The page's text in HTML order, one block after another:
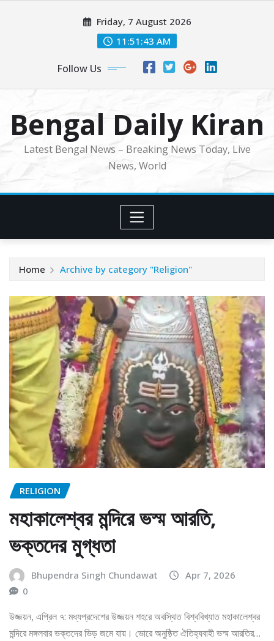
Friday, 7 August 2026
11:51:45 AM
Follow Us
Bengal Daily Kiran
Latest Bengal News – Breaking News Today, Live
News, World
Home Archive by category "Religion"
RELIGION
মহাকালেশ্বর মন্দিরে ভস্ম আরতি,
ভক্তদের মুগ্ধতা
Bhupendra Singh Chundawat
Apr 7, 2026
0
উজ্জয়ন, এপ্রিল ৭: মধ্যপ্রদেশের উজ্জয়ন শহরে অবস্থিত বিশ্ববিখ্যাত মহাকালেশ্বর
মন্দিরে মঙ্গলবার ভক্তদের ভিড় জমে যায়। ভোরে অনুষ্ঠিত ঐতিহ্যবাহী ভস্ম আরতির…